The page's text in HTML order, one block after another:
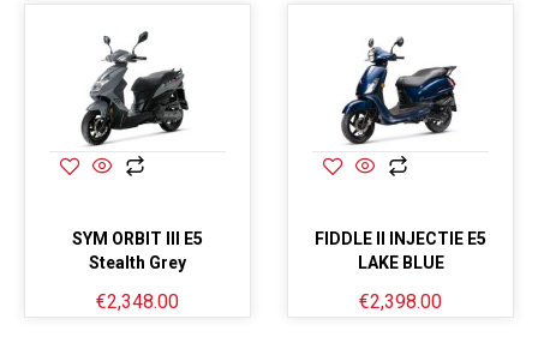
SYM ORBIT III E5
Stealth Grey
€2,348.00
FIDDLE II INJECTIE E5
LAKE BLUE
€2,398.00